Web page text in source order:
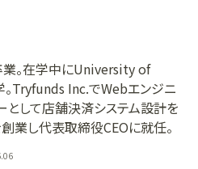
。在学中にUniversity of
Tryfunds Inc.でWebエンジニ
として店舗決済システム設計を
業し代表取締役CEOに就任。